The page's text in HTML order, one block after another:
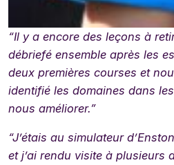
“Il y a encore des leçons à
débriefé ensemble après les
deux premières courses et
identifié les domaines dans
nous améliorer.”
“J’étais au simulateur
et j’ai rendu visite à plusieurs